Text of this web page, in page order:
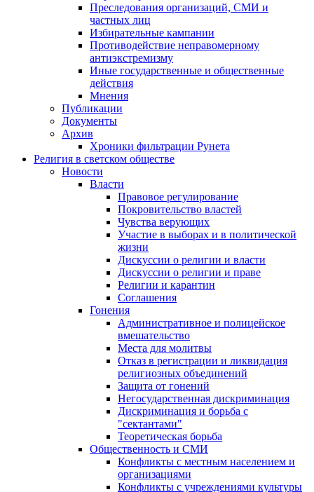
Преследования организаций, СМИ и
частных лиц
Избирательные кампании
Противодействие неправомерному
антиэкстремизму
Иные государственные и общественные
действия
Мнения
Публикации
Документы
Архив
Хроники фильтрации Рунета
Религия в светском обществе
Новости
Власти
Правовое регулирование
Покровительство властей
Чувства верующих
Участие в выборах и в политической
жизни
Дискуссии о религии и власти
Дискуссии о религии и праве
Религии и карантин
Соглашения
Гонения
Административное и полицейское
вмешательство
Места для молитвы
Отказ в регистрации и ликвидация
религиозных объединений
Защита от гонений
Негосударственная дискриминация
Дискриминация и борьба с
"сектантами"
Теоретическая борьба
Общественность и СМИ
Конфликты с местным населением и
организациями
Конфликты с учреждениями культуры